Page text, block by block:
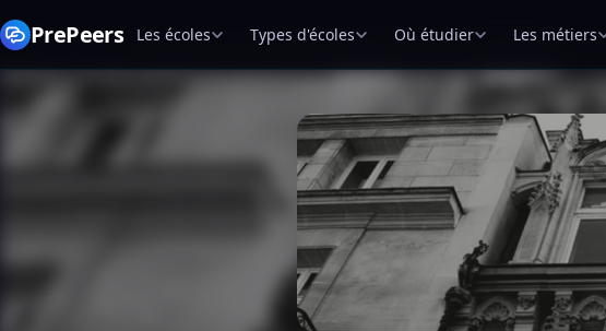
PrePeers Les écoles Types d'écoles Où étudier Les métiers